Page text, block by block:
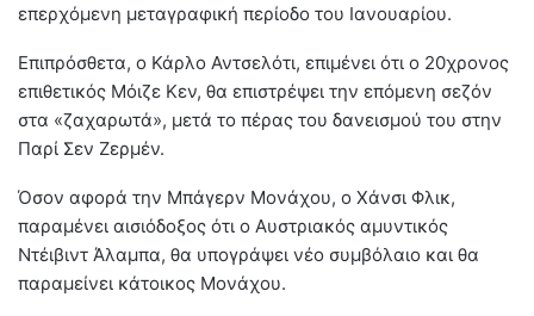
επερχόμενη μεταγραφική περίοδο του Ιανουαρίου.
Επιπρόσθετα, ο Κάρλο Αντσελότι, επιμένει ότι ο 20χρονος
επιθετικός Μόιζε Κεν, θα επιστρέψει την επόμενη σεζόν
στα «ζαχαρωτά», μετά το πέρας του δανεισμού του στην
Παρί Σεν Ζερμέν.
Όσον αφορά την Μπάγερν Μονάχου, ο Χάνσι Φλικ,
παραμένει αισιόδοξος ότι ο Αυστριακός αμυντικός
Ντέιβιντ Άλαμπα, θα υπογράψει νέο συμβόλαιο και θα
παραμείνει κάτοικος Μονάχου.